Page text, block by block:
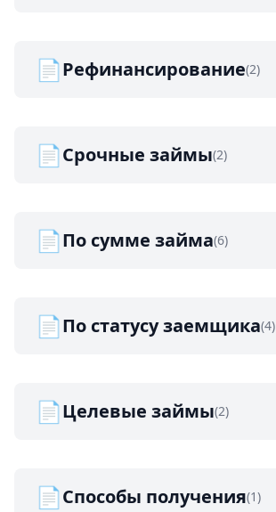
📄Рефинансирование(2)
📄Срочные займы(2)
📄По сумме займа(6)
📄По статусу заемщика(4)
📄Целевые займы(2)
📄Способы получения(1)